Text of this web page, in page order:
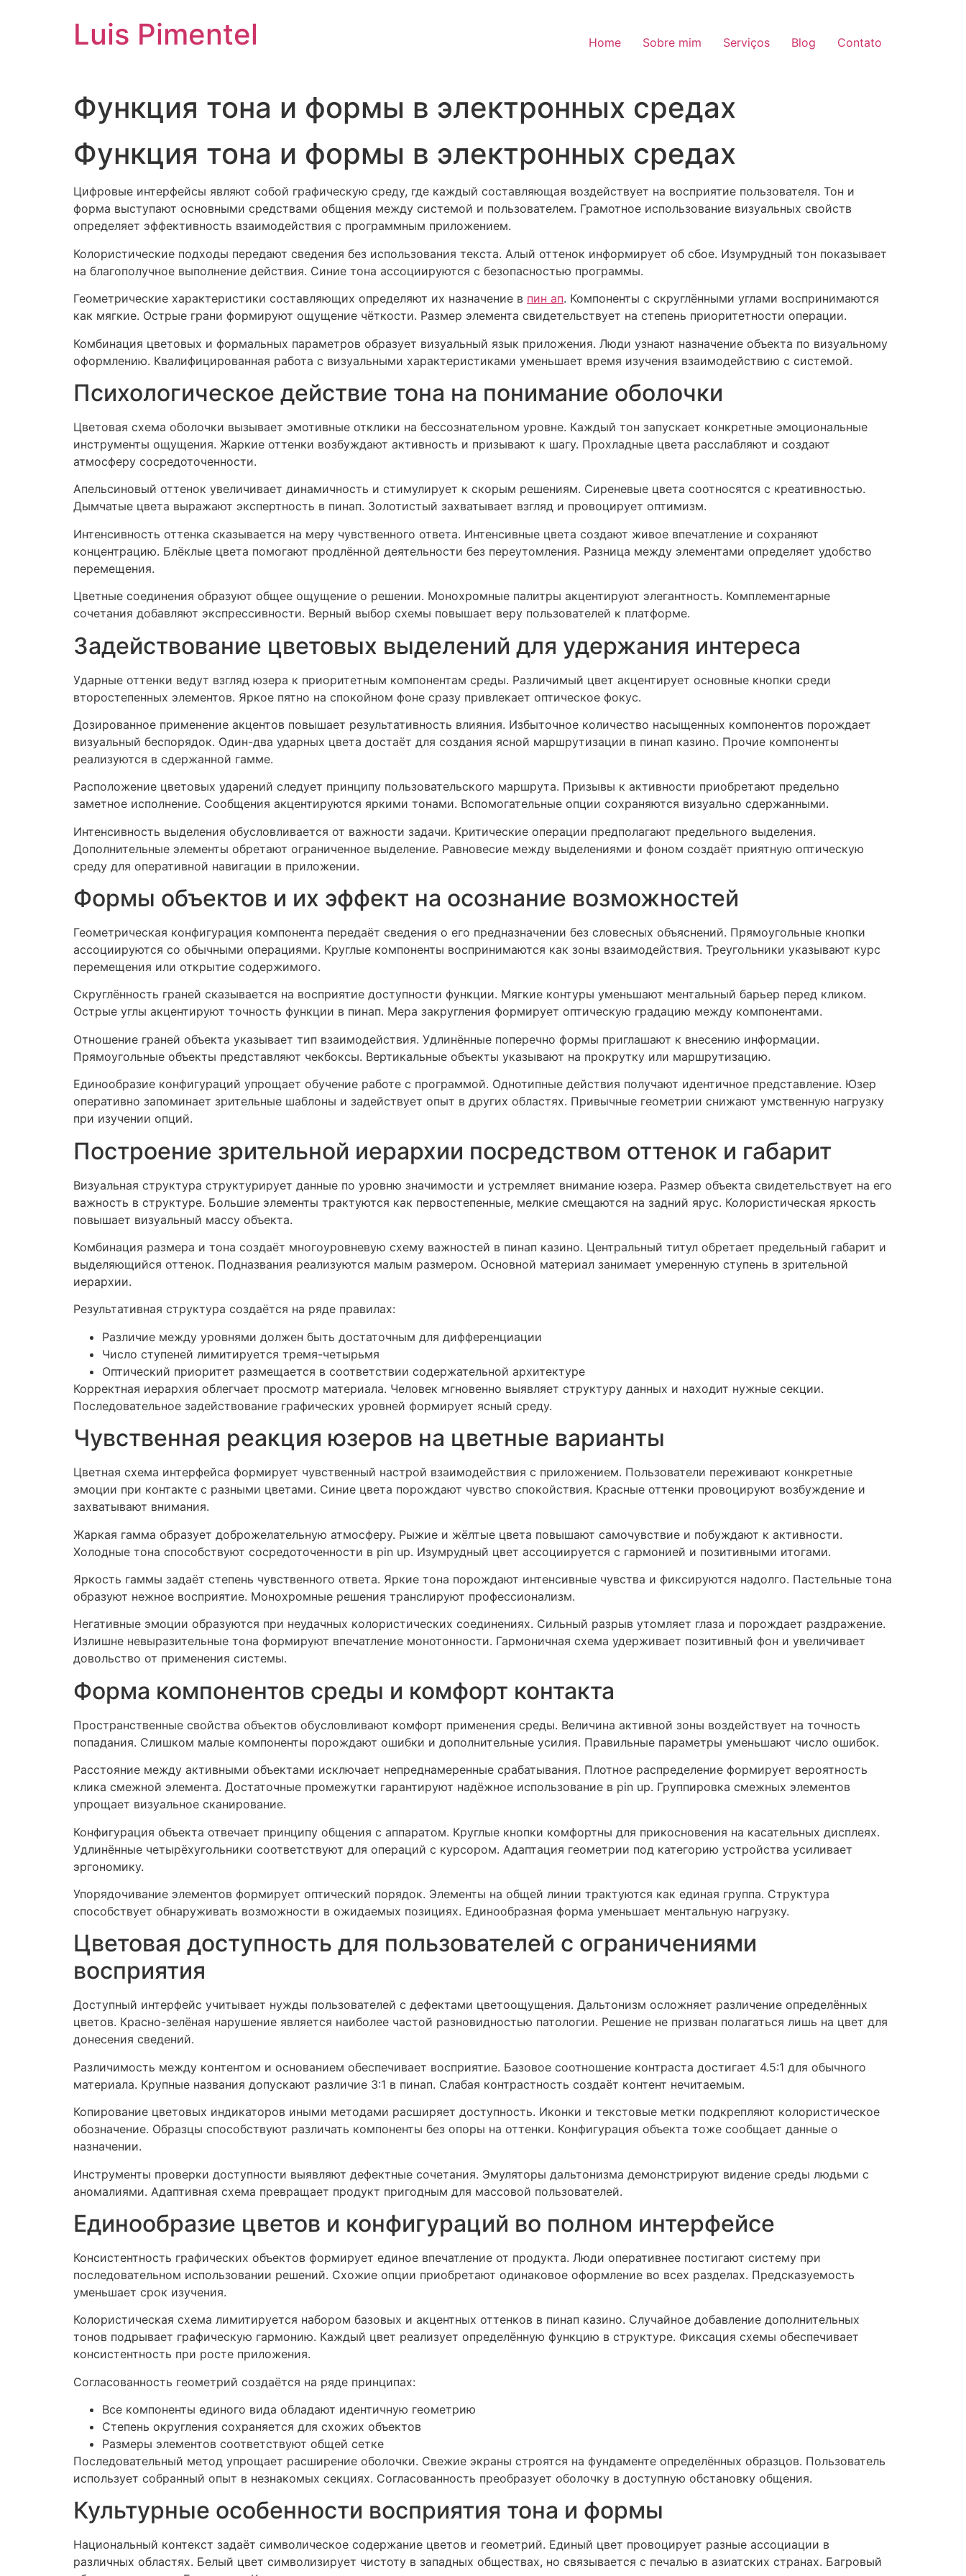
Luis Pimentel Home Sobre mim Serviços Blog Contato
Функция тона и формы в электронных средах
Функция тона и формы в электронных средах
Цифровые интерфейсы являют собой графическую среду, где каждый составляющая воздействует на восприятие пользователя. Тон и
форма выступают основными средствами общения между системой и пользователем. Грамотное использование визуальных свойств
определяет эффективность взаимодействия с программным приложением.
Колористические подходы передают сведения без использования текста. Алый оттенок информирует об сбое. Изумрудный тон показывает
на благополучное выполнение действия. Синие тона ассоциируются с безопасностью программы.
Геометрические характеристики составляющих определяют их назначение в пин ап. Компоненты с скруглёнными углами воспринимаются
как мягкие. Острые грани формируют ощущение чёткости. Размер элемента свидетельствует на степень приоритетности операции.
Комбинация цветовых и формальных параметров образует визуальный язык приложения. Люди узнают назначение объекта по визуальному
оформлению. Квалифицированная работа с визуальными характеристиками уменьшает время изучения взаимодействию с системой.
Психологическое действие тона на понимание оболочки
Цветовая схема оболочки вызывает эмотивные отклики на бессознательном уровне. Каждый тон запускает конкретные эмоциональные
инструменты ощущения. Жаркие оттенки возбуждают активность и призывают к шагу. Прохладные цвета расслабляют и создают
атмосферу сосредоточенности.
Апельсиновый оттенок увеличивает динамичность и стимулирует к скорым решениям. Сиреневые цвета соотносятся с креативностью.
Дымчатые цвета выражают экспертность в пинап. Золотистый захватывает взгляд и провоцирует оптимизм.
Интенсивность оттенка сказывается на меру чувственного ответа. Интенсивные цвета создают живое впечатление и сохраняют
концентрацию. Блёклые цвета помогают продлённой деятельности без переутомления. Разница между элементами определяет удобство
перемещения.
Цветные соединения образуют общее ощущение о решении. Монохромные палитры акцентируют элегантность. Комплементарные
сочетания добавляют экспрессивности. Верный выбор схемы повышает веру пользователей к платформе.
Задействование цветовых выделений для удержания интереса
Ударные оттенки ведут взгляд юзера к приоритетным компонентам среды. Различимый цвет акцентирует основные кнопки среди
второстепенных элементов. Яркое пятно на спокойном фоне сразу привлекает оптическое фокус.
Дозированное применение акцентов повышает результативность влияния. Избыточное количество насыщенных компонентов порождает
визуальный беспорядок. Один-два ударных цвета достаёт для создания ясной маршрутизации в пинап казино. Прочие компоненты
реализуются в сдержанной гамме.
Расположение цветовых ударений следует принципу пользовательского маршрута. Призывы к активности приобретают предельно
заметное исполнение. Сообщения акцентируются яркими тонами. Вспомогательные опции сохраняются визуально сдержанными.
Интенсивность выделения обусловливается от важности задачи. Критические операции предполагают предельного выделения.
Дополнительные элементы обретают ограниченное выделение. Равновесие между выделениями и фоном создаёт приятную оптическую
среду для оперативной навигации в приложении.
Формы объектов и их эффект на осознание возможностей
Геометрическая конфигурация компонента передаёт сведения о его предназначении без словесных объяснений. Прямоугольные кнопки
ассоциируются со обычными операциями. Круглые компоненты воспринимаются как зоны взаимодействия. Треугольники указывают курс
перемещения или открытие содержимого.
Скруглённость граней сказывается на восприятие доступности функции. Мягкие контуры уменьшают ментальный барьер перед кликом.
Острые углы акцентируют точность функции в пинап. Мера закругления формирует оптическую градацию между компонентами.
Отношение граней объекта указывает тип взаимодействия. Удлинённые поперечно формы приглашают к внесению информации.
Прямоугольные объекты представляют чекбоксы. Вертикальные объекты указывают на прокрутку или маршрутизацию.
Единообразие конфигураций упрощает обучение работе с программой. Однотипные действия получают идентичное представление. Юзер
оперативно запоминает зрительные шаблоны и задействует опыт в других областях. Привычные геометрии снижают умственную нагрузку
при изучении опций.
Построение зрительной иерархии посредством оттенок и габарит
Визуальная структура структурирует данные по уровню значимости и устремляет внимание юзера. Размер объекта свидетельствует на его
важность в структуре. Большие элементы трактуются как первостепенные, мелкие смещаются на задний ярус. Колористическая яркость
повышает визуальный массу объекта.
Комбинация размера и тона создаёт многоуровневую схему важностей в пинап казино. Центральный титул обретает предельный габарит и
выделяющийся оттенок. Подназвания реализуются малым размером. Основной материал занимает умеренную ступень в зрительной
иерархии.
Результативная структура создаётся на ряде правилах:
Различие между уровнями должен быть достаточным для дифференциации
Число ступеней лимитируется тремя-четырьмя
Оптический приоритет размещается в соответствии содержательной архитектуре
Корректная иерархия облегчает просмотр материала. Человек мгновенно выявляет структуру данных и находит нужные секции.
Последовательное задействование графических уровней формирует ясный среду.
Чувственная реакция юзеров на цветные варианты
Цветная схема интерфейса формирует чувственный настрой взаимодействия с приложением. Пользователи переживают конкретные
эмоции при контакте с разными цветами. Синие цвета порождают чувство спокойствия. Красные оттенки провоцируют возбуждение и
захватывают внимания.
Жаркая гамма образует доброжелательную атмосферу. Рыжие и жёлтые цвета повышают самочувствие и побуждают к активности.
Холодные тона способствуют сосредоточенности в pin up. Изумрудный цвет ассоциируется с гармонией и позитивными итогами.
Яркость гаммы задаёт степень чувственного ответа. Яркие тона порождают интенсивные чувства и фиксируются надолго. Пастельные тона
образуют нежное восприятие. Монохромные решения транслируют профессионализм.
Негативные эмоции образуются при неудачных колористических соединениях. Сильный разрыв утомляет глаза и порождает раздражение.
Излишне невыразительные тона формируют впечатление монотонности. Гармоничная схема удерживает позитивный фон и увеличивает
довольство от применения системы.
Форма компонентов среды и комфорт контакта
Пространственные свойства объектов обусловливают комфорт применения среды. Величина активной зоны воздействует на точность
попадания. Слишком малые компоненты порождают ошибки и дополнительные усилия. Правильные параметры уменьшают число ошибок.
Расстояние между активными объектами исключает непреднамеренные срабатывания. Плотное распределение формирует вероятность
клика смежной элемента. Достаточные промежутки гарантируют надёжное использование в pin up. Группировка смежных элементов
упрощает визуальное сканирование.
Конфигурация объекта отвечает принципу общения с аппаратом. Круглые кнопки комфортны для прикосновения на касательных дисплеях.
Удлинённые четырёхугольники соответствуют для операций с курсором. Адаптация геометрии под категорию устройства усиливает
эргономику.
Упорядочивание элементов формирует оптический порядок. Элементы на общей линии трактуются как единая группа. Структура
способствует обнаруживать возможности в ожидаемых позициях. Единообразная форма уменьшает ментальную нагрузку.
Цветовая доступность для пользователей с ограничениями
восприятия
Доступный интерфейс учитывает нужды пользователей с дефектами цветоощущения. Дальтонизм осложняет различение определённых
цветов. Красно-зелёная нарушение является наиболее частой разновидностью патологии. Решение не призван полагаться лишь на цвет для
донесения сведений.
Различимость между контентом и основанием обеспечивает восприятие. Базовое соотношение контраста достигает 4.5:1 для обычного
материала. Крупные названия допускают различие 3:1 в пинап. Слабая контрастность создаёт контент нечитаемым.
Копирование цветовых индикаторов иными методами расширяет доступность. Иконки и текстовые метки подкрепляют колористическое
обозначение. Образцы способствуют различать компоненты без опоры на оттенки. Конфигурация объекта тоже сообщает данные о
назначении.
Инструменты проверки доступности выявляют дефектные сочетания. Эмуляторы дальтонизма демонстрируют видение среды людьми с
аномалиями. Адаптивная схема превращает продукт пригодным для массовой пользователей.
Единообразие цветов и конфигураций во полном интерфейсе
Консистентность графических объектов формирует единое впечатление от продукта. Люди оперативнее постигают систему при
последовательном использовании решений. Схожие опции приобретают одинаковое оформление во всех разделах. Предсказуемость
уменьшает срок изучения.
Колористическая схема лимитируется набором базовых и акцентных оттенков в пинап казино. Случайное добавление дополнительных
тонов подрывает графическую гармонию. Каждый цвет реализует определённую функцию в структуре. Фиксация схемы обеспечивает
консистентность при росте приложения.
Согласованность геометрий создаётся на ряде принципах:
Все компоненты единого вида обладают идентичную геометрию
Степень округления сохраняется для схожих объектов
Размеры элементов соответствуют общей сетке
Последовательный метод упрощает расширение оболочки. Свежие экраны строятся на фундаменте определённых образцов. Пользователь
использует собранный опыт в незнакомых секциях. Согласованность преобразует оболочку в доступную обстановку общения.
Культурные особенности восприятия тона и формы
Национальный контекст задаёт символическое содержание цветов и геометрий. Единый цвет провоцирует разные ассоциации в
различных областях. Белый цвет символизирует чистоту в западных обществах, но связывается с печалью в азиатских странах. Багровый